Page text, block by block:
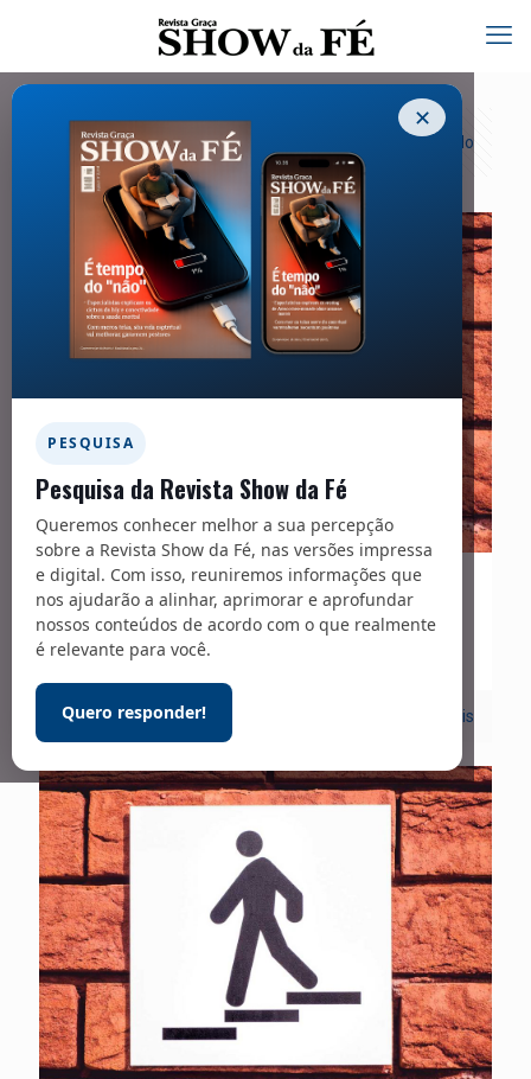
✕
PESQUISA
Pesquisa da Revista Show da Fé
Queremos conhecer melhor a sua percepção
sobre a Revista Show da Fé, nas versões impressa
e digital. Com isso, reuniremos informações que
nos ajudarão a alinhar, aprimorar e aprofundar
nossos conteúdos de acordo com o que realmente
é relevante para você.
Quero responder!
Categorias Tags Exibir tudo
01/04/2021
Saudáveis Advertências – 261
Leia mais